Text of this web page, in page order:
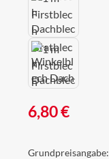
Regulärer Preis:
6,80 €
Grundpreisangabe: